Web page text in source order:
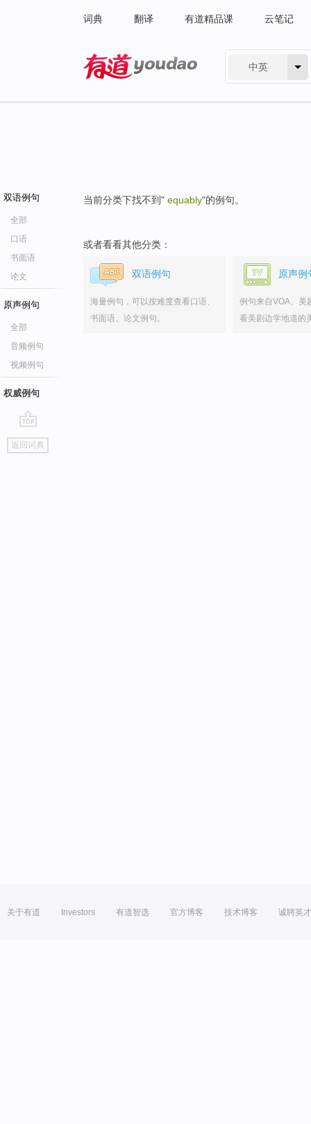
词典 翻译 有道精品课 云笔记
中英
双语例句
全部
口语
书面语
论文
原声例句
全部
音频例句
视频例句
权威例句
go
top
返回词典
当前分类下找不到" equably"的例句。
或者看看其他分类：
双语例句
海量例句，可以按难度查看口语、
书面语、论文例句。
原声例
例句来自VOA、美
看美剧边学地道的
关于有道 Investors 有道智选 官方博客 技术博客 诚聘英才